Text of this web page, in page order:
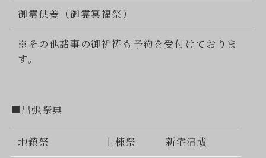
御霊供養（御霊冥福祭）
※その他諸事の御祈祷も予約を受付けておりま
す。
■出張祭典
地鎮祭 上棟祭 新宅清祓